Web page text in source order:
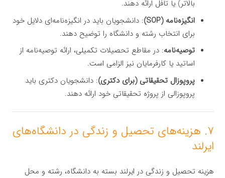
بالاتر) یا تافل ارائه دهند.
انگیزه‌نامه (SOP)
: دانشجویان باید در انگیزه‌نامه‌ای دلایل خود
برای انتخاب رشته و دانشگاه را توضیح دهند.
توصیه‌نامه: در مقاطع تحصیلات تکمیلی، ارائه توصیه‌نامه از
اساتید یا کارفرمایان نیز الزامی است.
پروپوزال تحقیقاتی (برای دکتری): دانشجویان دکتری باید
پروپوزالی از پروژه تحقیقاتی خود ارائه دهند.
۷. هزینه‌های تحصیل و زندگی در دانشگاه‌های
ایرلند
هزینه تحصیل و زندگی در ایرلند بسته به دانشگاه، رشته و محل